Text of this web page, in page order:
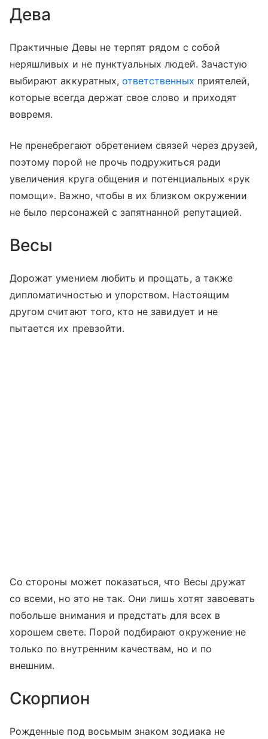
Дева
Практичные Девы не терпят рядом с собой
неряшливых и не пунктуальных людей. Зачастую
выбирают аккуратных,ответственных приятелей,
которые всегда держат свое слово и приходят
вовремя.
Не пренебрегают обретением связей через друзей,
поэтому порой не прочь подружиться ради
увеличения круга общения и потенциальных «рук
помощи». Важно, чтобы в их близком окружении
не было персонажей с запятнанной репутацией.
Весы
Дорожат умением любить и прощать, а также
дипломатичностью и упорством. Настоящим
другом считают того, кто не завидует и не
пытается их превзойти.
Со стороны может показаться, что Весы дружат
со всеми, но это не так. Они лишь хотят завоевать
побольше внимания и предстать для всех в
хорошем свете. Порой подбирают окружение не
только по внутренним качествам, но и по
внешним.
Скорпион
Рожденные под восьмым знаком зодиака не